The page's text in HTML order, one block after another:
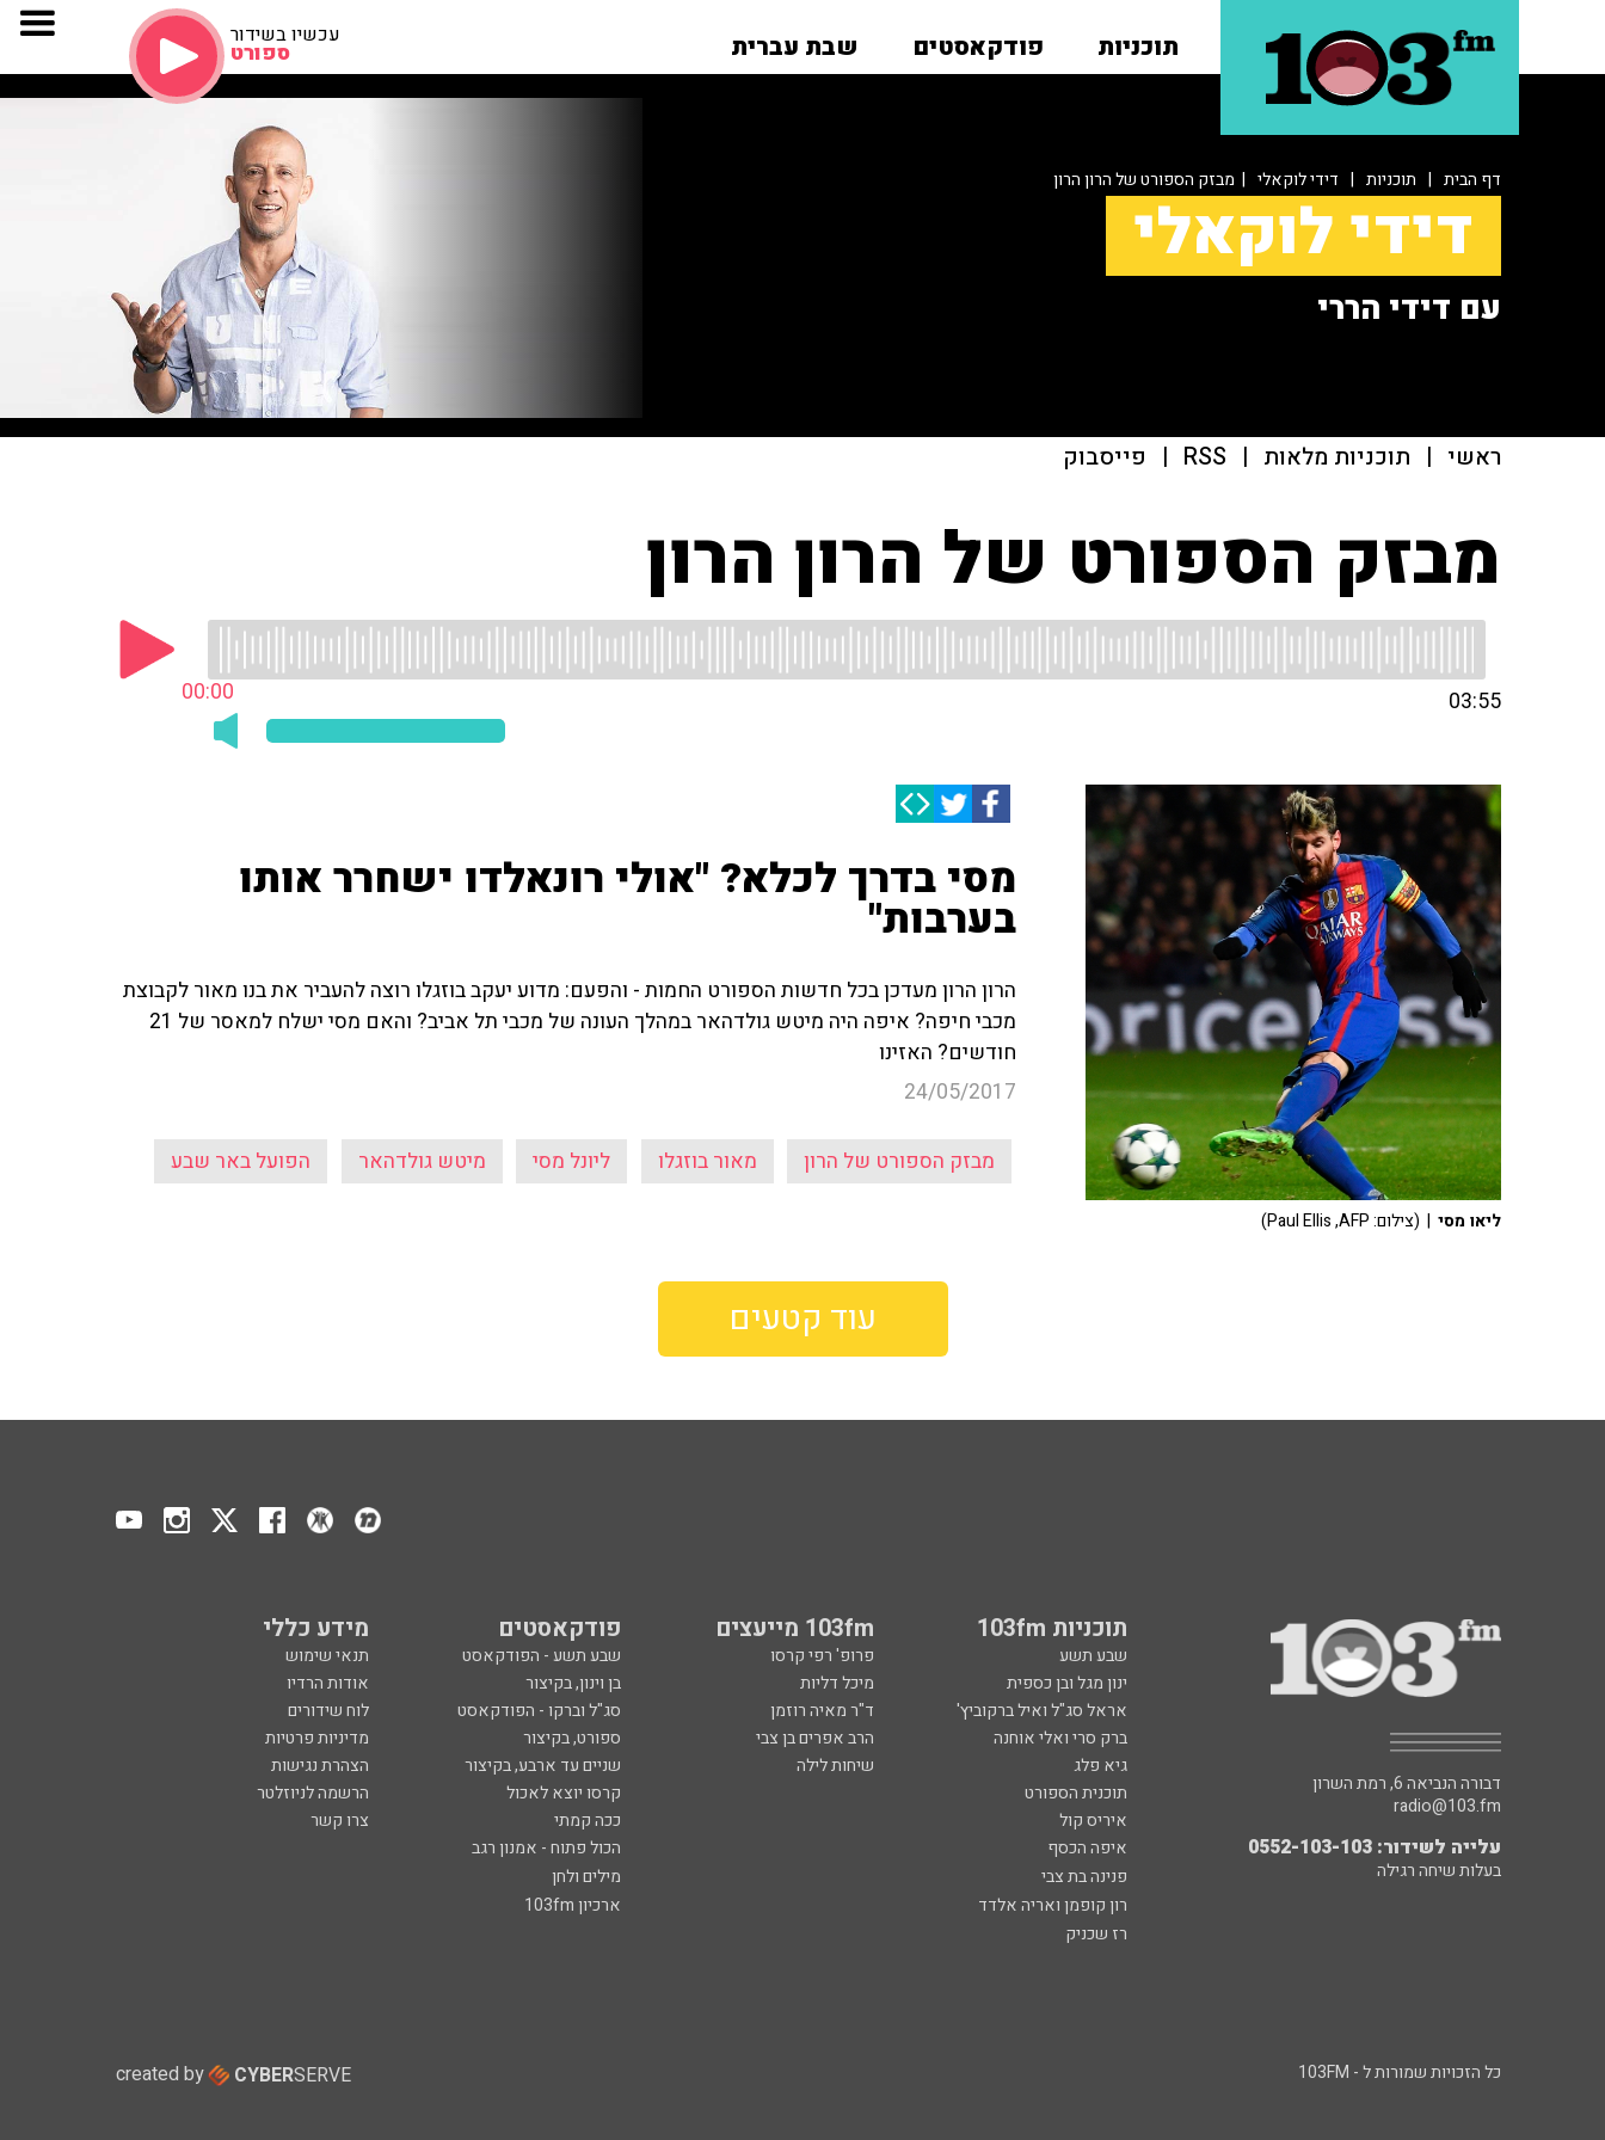
תוכניות פודקאסטים שבת עברית עכשיו בשידור
ספורט
דף הבית | תוכניות | דידי לוקאלי | מבזק הספורט של הרון הרון
דידי לוקאלי
עם דידי הררי
ראשי | תוכניות מלאות |
RSS
| פייסבוק
מבזק הספורט של הרון הרון
00:00 03:55
מסי בדרך לכלא? "אולי רונאלדו ישחרר אותו
בערבות"
הרון הרון מעדכן בכל חדשות הספורט החמות - והפעם: מדוע יעקב בוזגלו רוצה להעביר את בנו מאור לקבוצת
מכבי חיפה? איפה היה מיטש גולדהאר במהלך העונה של מכבי תל אביב? והאם מסי ישלח למאסר של 21
חודשים? האזינו
24/05/2017
מבזק הספורט של הרון מאור בוזגלו ליונל מסי מיטש גולדהאר הפועל באר שבע
ליאו מסי | (צילום: Paul Ellis ,AFP)
עוד קטעים
תוכניות 103fm 103fm מייעצים פודקאסטים מידע כללי
שבע תשע פרופ' רפי קרסו שבע תשע - הפודקאסט
תנאי שימוש
ינון מגל ובן כספית
מיכל דליות בן וינון, בקיצור
אודות הרדיו
אראל סג"ל ואיל ברקוביץ'
ד"ר מאיה רוזמן סג"ל וברקו - הפודקאסט
לוח שידורים
ברק סרי ואלי אוחנה
הרב אפרים בן צבי ספורט, בקיצור
מדיניות פרטיות
גיא פלג
שיחות לילה שניים עד ארבע, בקיצור
הצהרת נגישות
תוכנית הספורט
קרסו יוצא לאכול
הרשמה לניוזלטר
איריס קול
ככה קמתי
צרו קשר
איפה הכסף
הכול פתוח - אמנון רגב
פנינה בת צבי
מילים ולחן
רון קופמן ואריה אלדד
ארכיון 103fm
רז שכניק
דבורה הנביאה 6, רמת השרון
radio@103.fm
עלייה לשידור: 0552-103-103
בעלות שיחה רגילה
כל הזכויות שמורות ל - 103FM created by CYBERSERVE